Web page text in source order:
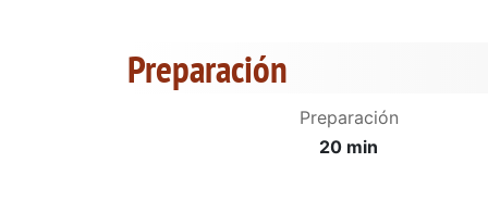
Preparación
Preparación
20 min